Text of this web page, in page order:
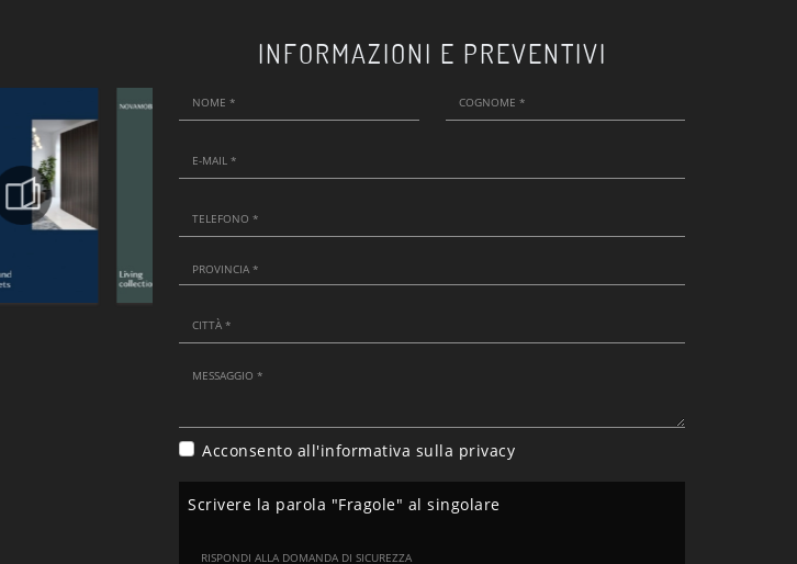
INFORMAZIONI E PREVENTIVI
Acconsento all'informativa sulla privacy
Scrivere la parola "Fragole" al singolare